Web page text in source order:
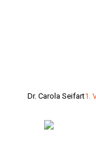
Dr. Carola Seifart1.